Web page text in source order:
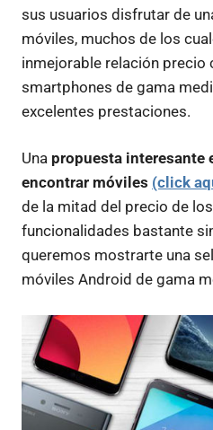
sus usuarios disfrutar de
móviles, muchos de los
inmejorable relación precio
smartphones de gama
excelentes prestaciones.
Una propuesta interesante
encontrar móviles (click
de la mitad del precio de
funcionalidades bastante
queremos mostrarte una
móviles Android de gama